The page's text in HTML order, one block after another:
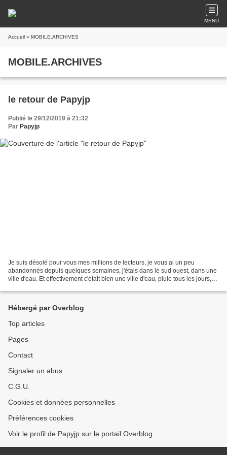
MENU
Accueil » MOBILE.ARCHIVES
MOBILE.ARCHIVES
le retour de Papyjp
Publié le 29/12/2019 à 21:32
Par Papyjp
Je suis désolé pour vous mes millions de lecteurs, je vous ai un peu
abandonnés depuis quelques semaines, j'étais dans le sud ouest, dans une
ville d'eau. Et effectivement c'était bien une ville d'eau, pluie tous les jours,
Hébergé par Overblog
Top articles
Pages
Contact
Signaler un abus
C.G.U.
Cookies et données personnelles
Préférences cookies
Voir le profil de Papyjp sur le portail Overblog